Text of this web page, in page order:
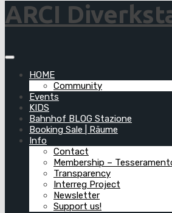
ARCI
HOME
Community
Events
KIDS
Bahnhof BLOG Stazione
Booking Sale | Räume
Info
Contact
Membership –
Transparency
Interreg Project
Newsletter
Support us!